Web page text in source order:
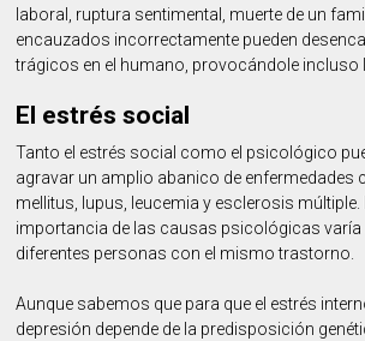
laboral, ruptura sentimental, muerte de un
encauzados incorrectamente pueden
trágicos en el humano, provocándole incluso
El estrés social
Tanto el estrés social como el psicológico
agravar un amplio abanico de enfermedades
mellitus, lupus, leucemia y esclerosis múltiple.
importancia de las causas psicológicas varía
diferentes personas con el mismo trastorno.
Aunque sabemos que para que el estrés
depresión depende de la predisposición